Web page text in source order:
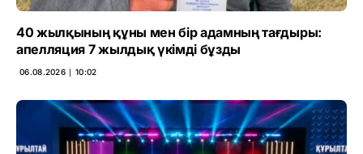
40 жылқының құны мен бір адамның тағдыры:
апелляция 7 жылдық үкімді бұзды
06.08.2026 ∣ 10:02